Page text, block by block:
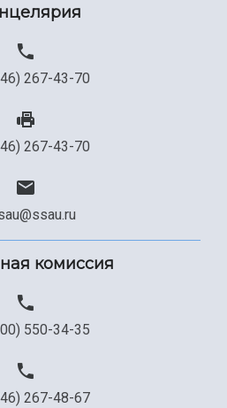
267-43-70
267-43-70
комиссия
550-34-35
267-48-67